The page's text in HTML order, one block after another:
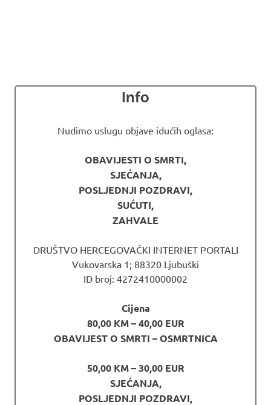
Info
Nudimo uslugu objave idućih oglasa:
OBAVIJESTI O SMRTI,
SJEĆANJA,
POSLJEDNJI POZDRAVI,
SUĆUTI,
ZAHVALE
DRUŠTVO HERCEGOVAČKI INTERNET PORTALI
Vukovarska 1; 88320 Ljubuški
ID broj: 4272410000002
Cijena
80,00 KM – 40,00 EUR
OBAVIJEST O SMRTI – OSMRTNICA
50,00 KM – 30,00 EUR
SJEĆANJA,
POSLJEDNJI POZDRAVI,